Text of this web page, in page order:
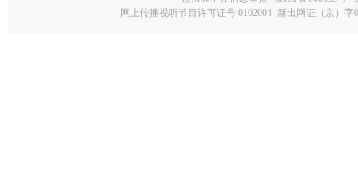
网上传播视听节目许可证号 0102004 新出网证（京）